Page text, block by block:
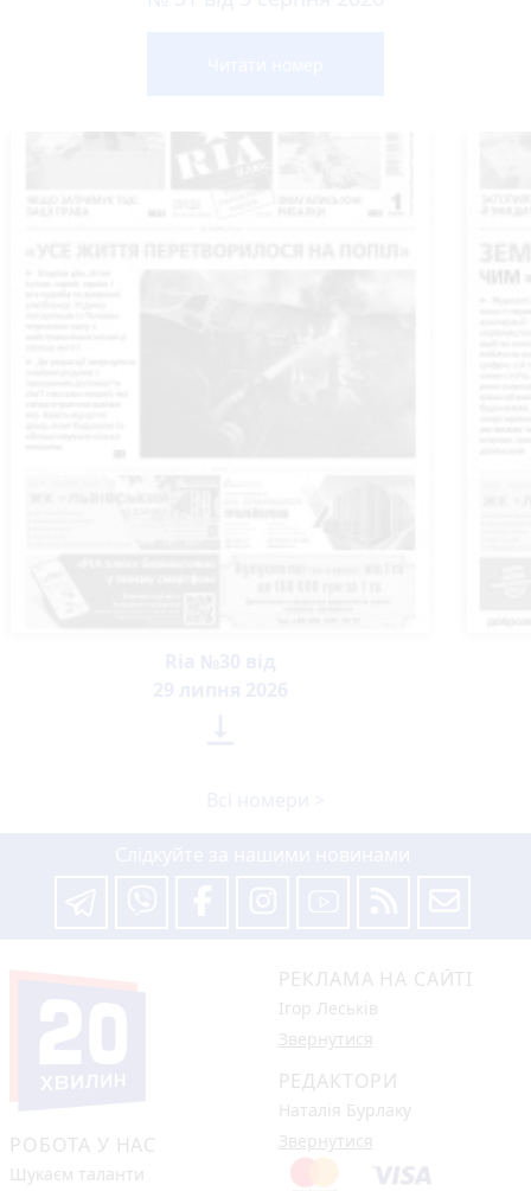
РОБОТА У НАС
Шукаєм таланти
РЕКЛАМА НА САЙТІ
Ігор Леськів
Звернутися
РЕДАКТОРИ
Наталія Бурлаку
Звернутися